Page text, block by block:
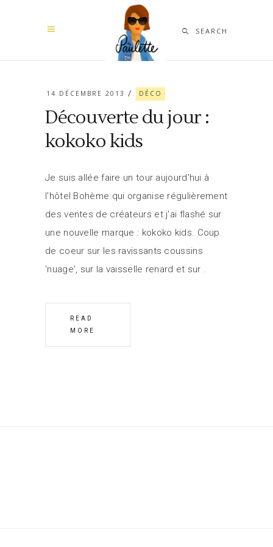
SEARCH
14 DÉCEMBRE 2013 DÉCO
Découverte du jour :
kokoko kids
Je suis allée faire un tour aujourd'hui à
l'hôtel Bohème qui organise régulièrement
des ventes de créateurs et j'ai flashé sur
une nouvelle marque : kokoko kids. Coup
de coeur sur les ravissants coussins
'nuage', sur la vaisselle renard et sur
READ
MORE